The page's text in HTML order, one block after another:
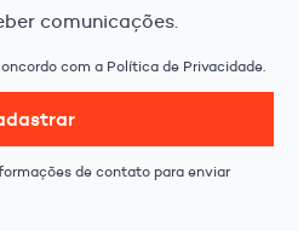
comunicações.
com a Política de Privacidade.
de contato para enviar